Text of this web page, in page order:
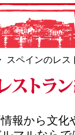
スペインのレス
報から文化